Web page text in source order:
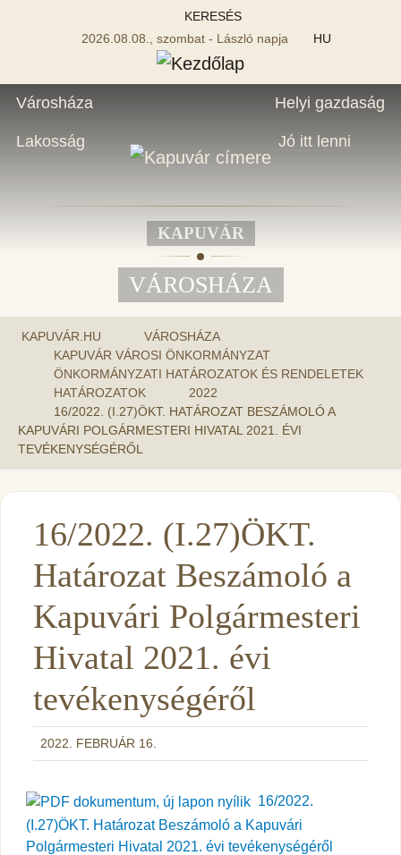
KERESÉS
2026.08.08., szombat - László napja
HU
Városháza
Lakosság
Helyi gazdaság
Jó itt lenni
KAPUVÁR
VÁROSHÁZA
KAPUVÁR.HU
VÁROSHÁZA
KAPUVÁR VÁROSI ÖNKORMÁNYZAT
ÖNKORMÁNYZATI HATÁROZATOK ÉS RENDELETEK
HATÁROZATOK
2022
16/2022. (I.27)ÖKT. HATÁROZAT BESZÁMOLÓ A
KAPUVÁRI POLGÁRMESTERI HIVATAL 2021. ÉVI
TEVÉKENYSÉGÉRŐL
16/2022. (I.27)ÖKT.
Határozat Beszámoló a
Kapuvári Polgármesteri
Hivatal 2021. évi
tevékenységéről
2022. FEBRUÁR 16.
16/2022.
(I.27)ÖKT. Határozat Beszámoló a Kapuvári
Polgármesteri Hivatal 2021. évi tevékenységéről